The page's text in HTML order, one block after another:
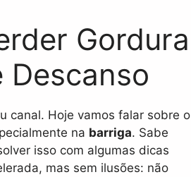
Gordura
Descanso
canal. Hoje vamos falar sobre o
na barriga. Sabe
isso com algumas dicas
mas sem ilusões: não